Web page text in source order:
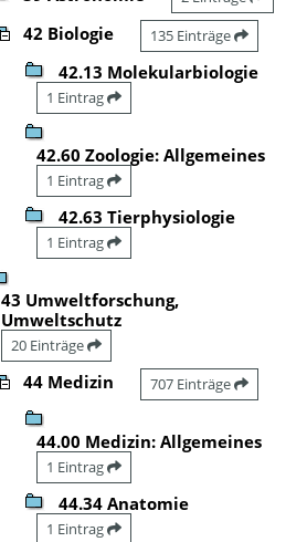
42 Biologie 135 Einträge
42.13 Molekularbiologie
1 Eintrag
42.60 Zoologie: Allgemeines
1 Eintrag
42.63 Tierphysiologie
1 Eintrag
43 Umweltforschung,
Umweltschutz
20 Einträge
44 Medizin 707 Einträge
44.00 Medizin: Allgemeines
1 Eintrag
44.34 Anatomie
1 Eintrag